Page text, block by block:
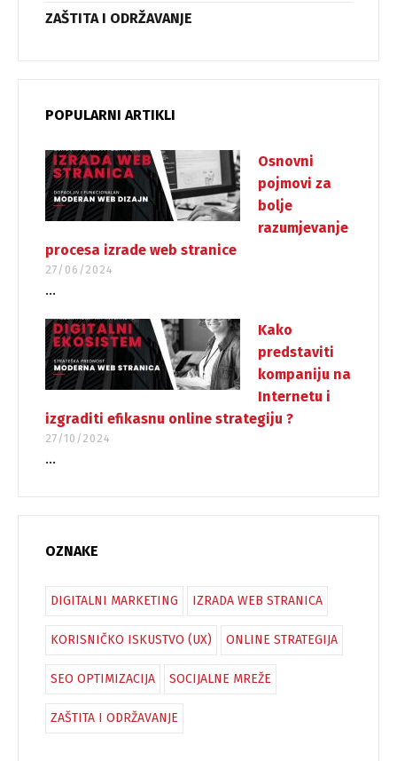
ZAŠTITA I ODRŽAVANJE
POPULARNI ARTIKLI
Osnovni
pojmovi za
bolje
razumjevanje
procesa izrade web stranice
27/06/2024
...
Kako
predstaviti
kompaniju na
Internetu i
izgraditi efikasnu online strategiju ?
27/10/2024
...
OZNAKE
DIGITALNI MARKETING IZRADA WEB STRANICA
KORISNIČKO ISKUSTVO (UX) ONLINE STRATEGIJA
SEO OPTIMIZACIJA SOCIJALNE MREŽE
ZAŠTITA I ODRŽAVANJE